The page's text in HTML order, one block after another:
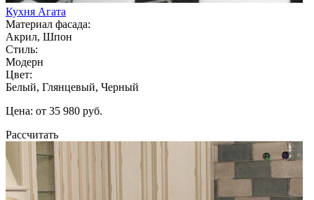
Кухня Агата
Материал фасада:
Акрил, Шпон
Стиль:
Модерн
Цвет:
Белый, Глянцевый, Черный
Цена: от 35 980 руб.
Рассчитать